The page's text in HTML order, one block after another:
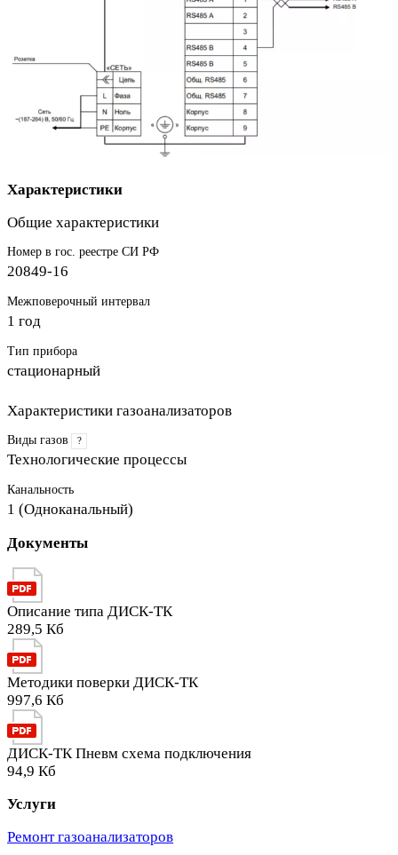
Характеристики
Общие характеристики
Номер в гос. реестре СИ РФ
20849-16
Межповерочный интервал
1 год
Тип прибора
стационарный
Характеристики газоанализаторов
Виды газов ?
Технологические процессы
Канальность
1 (Одноканальный)
Документы
Описание типа ДИСК-ТК
289,5 Кб
Методики поверки ДИСК-ТК
997,6 Кб
ДИСК-ТК Пневм схема подключения
94,9 Кб
Услуги
Ремонт газоанализаторов